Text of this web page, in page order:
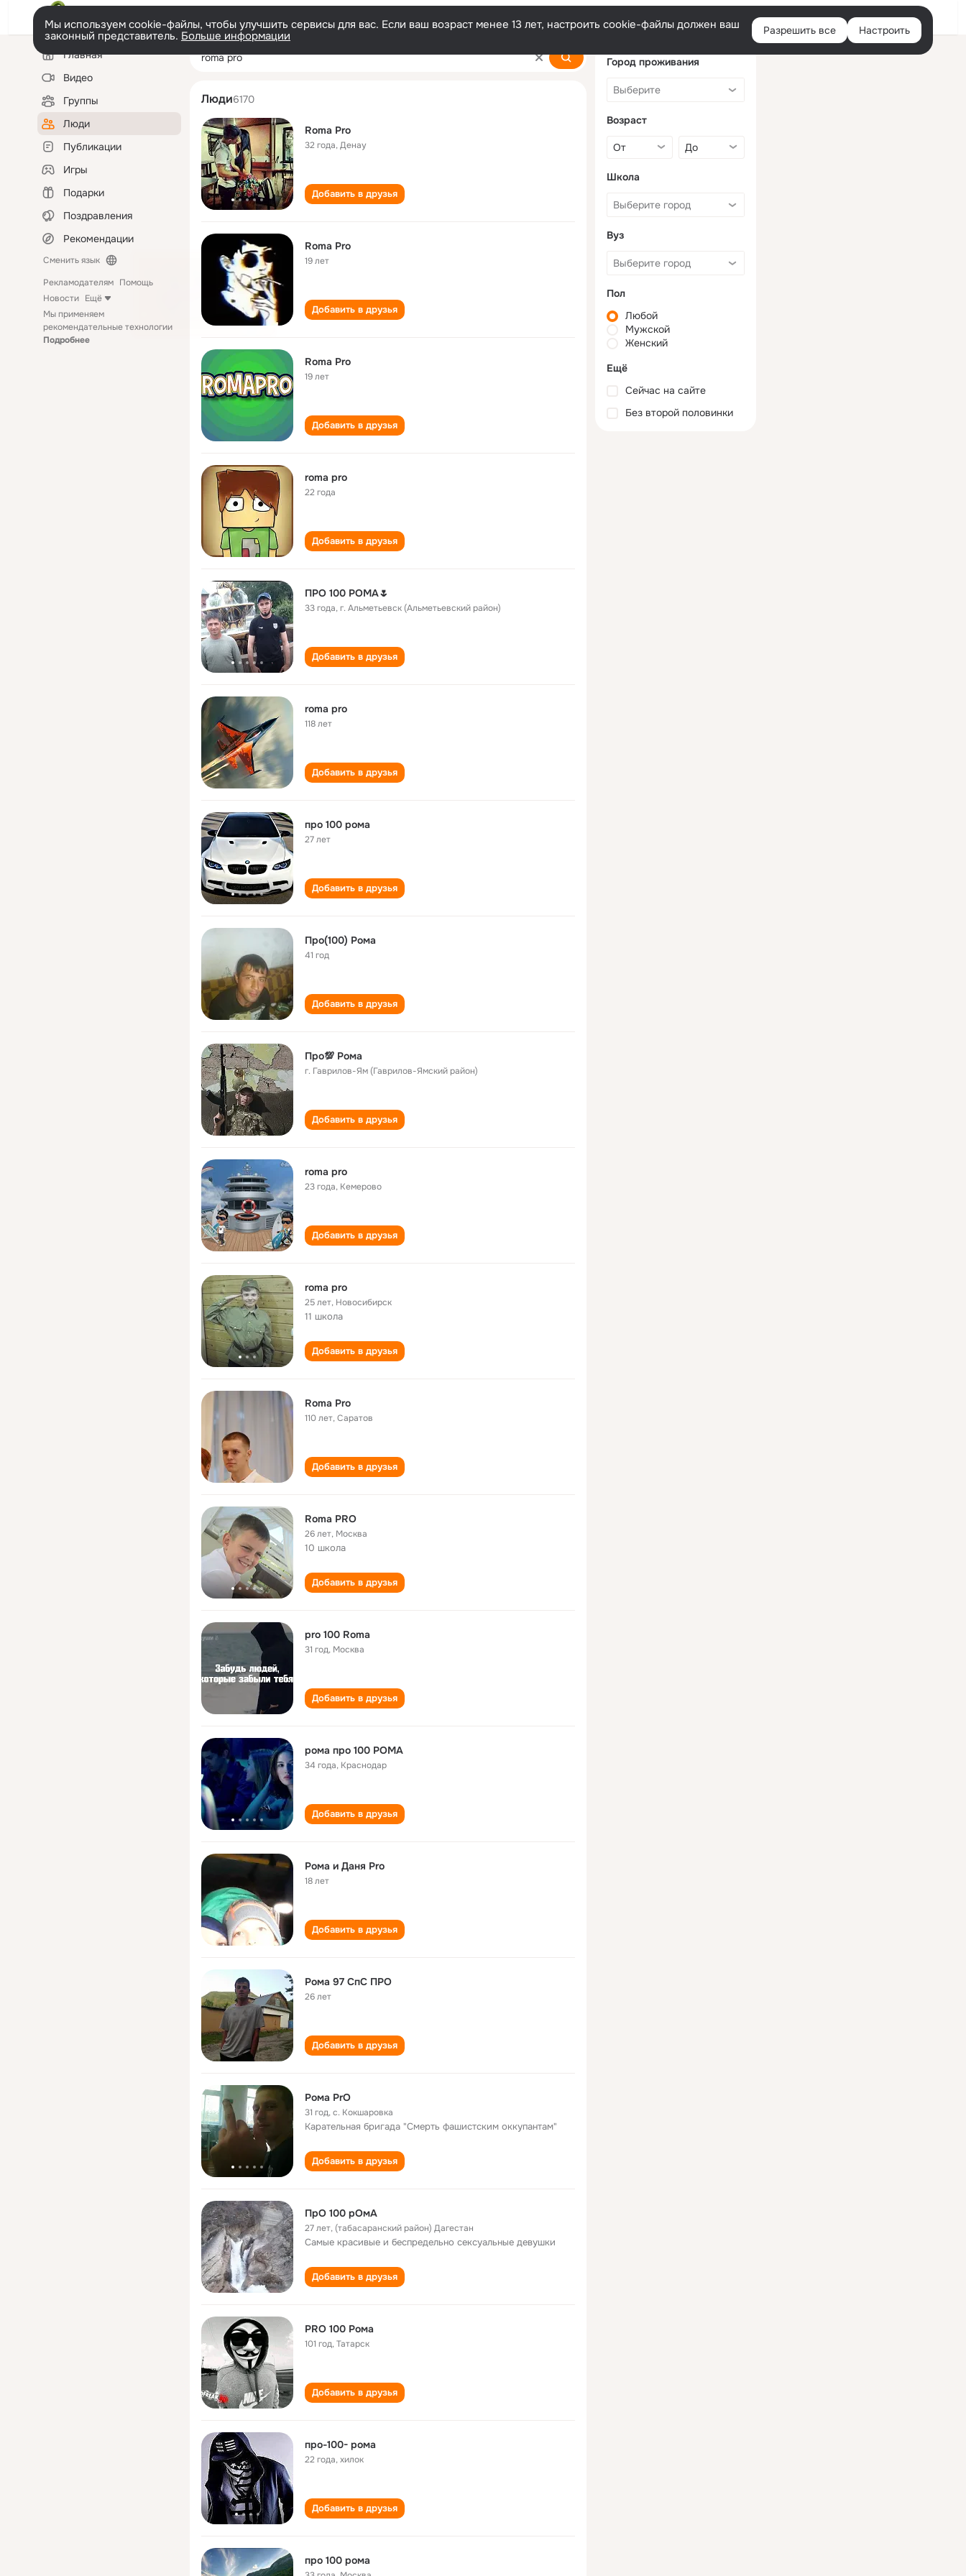
Войти
Мы используем cookie-файлы, чтобы улучшить сервисы для вас. Если ваш возраст менее 13 лет, настроить cookie-файлы должен ваш
законный представитель. Больше информации Разрешить все Настроить
Левая
колонкаГлавная
Видео
Группы
Люди
Публикации
Игры
Подарки
Поздравления
Рекомендации
Сменить язык
Рекламодателям Помощь
Новости Ещё
Мы применяем
рекомендательные технологии
Подробнее
roma pro
Люди6170
Roma Pro
32 года,Денау
Добавить в друзья
Roma Pro
19 лет
Добавить в друзья
Roma Pro
19 лет
Добавить в друзья
roma pro
22 года
Добавить в друзья
ПРО 100 РОМА🌷
33 года,г. Альметьевск (Альметьевский район)
Добавить в друзья
roma pro
118 лет
Добавить в друзья
про 100 рома
27 лет
Добавить в друзья
Про(100) Рома
41 год
Добавить в друзья
Про💯 Рома
г. Гаврилов-Ям (Гаврилов-Ямский район)
Добавить в друзья
roma pro
23 года, Кемерово
Добавить в друзья
roma pro
25 лет, Новосибирск
11 школа
Добавить в друзья
Roma Pro
110 лет,Саратов
Добавить в друзья
Roma PRO
26 лет, Москва
10 школа
Добавить в друзья
pro 100 Roma
31 год, Москва
Добавить в друзья
рома про 100 РОМА
34 года, Краснодар
Добавить в друзья
Рома и Даня Pro
18 лет
Добавить в друзья
Рома 97 СпС ПРО
26 лет
Добавить в друзья
Рома PrO
31 год,с. Кокшаровка
Карательная бригада "Смерть фашистским оккупантам"
Добавить в друзья
ПрО 100 рОмА
27 лет,(табасаранский район) Дагестан
Самые красивые и беспредельно сексуальные девушки
Добавить в друзья
PRO 100 Рома
101 год,Татарск
Добавить в друзья
про-100- рома
22 года,хилок
Добавить в друзья
про 100 рома
Город проживания
Возраст
Школа
Вуз
Пол
Любой
Мужской
Женский
Ещё
Сейчас на сайте
Без второй половинки